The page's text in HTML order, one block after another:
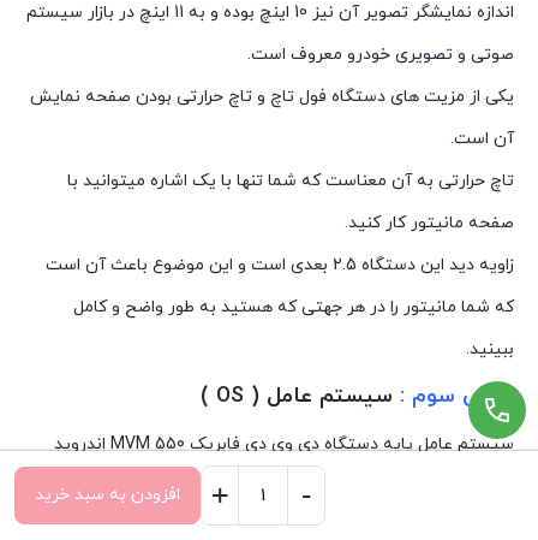
-
+ افزودن به سبد خرید
اندازه نمایشگر تصویر آن نیز 10 اینچ بوده و به 11 اینچ در بازار سیستم
صوتی و تصویری خودرو معروف است.
یکی از مزیت های دستگاه فول تاچ و تاچ حرارتی بودن صفحه نمایش
آن است.
تاچ حرارتی به آن معناست که شما تنها با یک اشاره میتوانید با
صفحه مانیتور کار کنید.
زاویه دید این دستگاه 2.5 بعدی است و این موضوع باعث آن است
که شما مانیتور را در هر جهتی که هستید به طور واضح و کامل
ببینید.
بخش سوم : سیستم عامل ( OS )
سیستم عامل پایه دستگاه دی وی دی فابریک MVM 550 اندروید
نسخه اندروید این پخش فابریکی ، اندروید 10 ( Android Q ) است.دسته‌ها
تسویه حساب